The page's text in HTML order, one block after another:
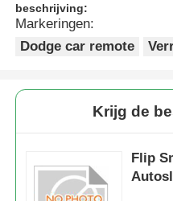
beschrijving:
Markeringen:
Dodge car remote
Krijg de
Flip